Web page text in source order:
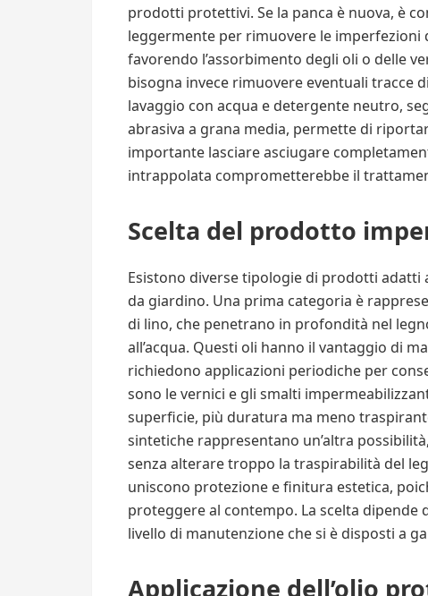
prodotti protettivi. Se la panca è nuova, è
leggermente per rimuovere le imperfezioni
favorendo l’assorbimento degli oli o delle
bisogna invece rimuovere eventuali tracce
lavaggio con acqua e detergente neutro,
abrasiva a grana media, permette di
importante lasciare asciugare
intrappolata comprometterebbe il
Scelta del prodotto
Esistono diverse tipologie di prodotti adatti
da giardino. Una prima categoria è
di lino, che penetrano in profondità nel
all’acqua. Questi oli hanno il vantaggio di
richiedono applicazioni periodiche per
sono le vernici e gli smalti
superficie, più duratura ma meno
sintetiche rappresentano un’altra
senza alterare troppo la traspirabilità del
uniscono protezione e finitura estetica,
proteggere al contempo. La scelta dipende
livello di manutenzione che si è disposti a
Applicazione dell’olio